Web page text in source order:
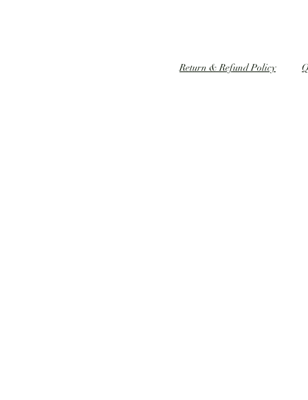
Return & Refund Policy